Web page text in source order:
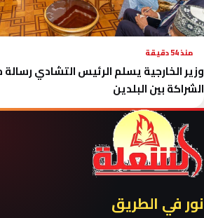
منذ 54 دقيقة
وزير الخارجية يسلم الرئيس التشادي
الشراكة بين البلدين
نور في الطريق